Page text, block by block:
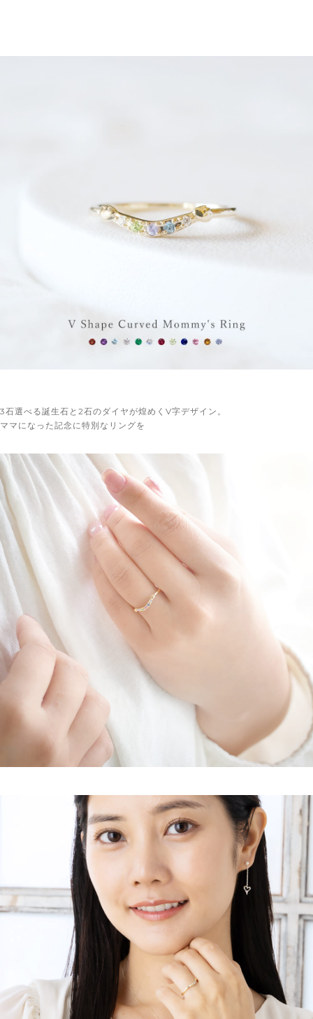
3石選べる誕生石と2石のダイヤが煌めくV字デザイン。
ママになった記念に特別なリングを